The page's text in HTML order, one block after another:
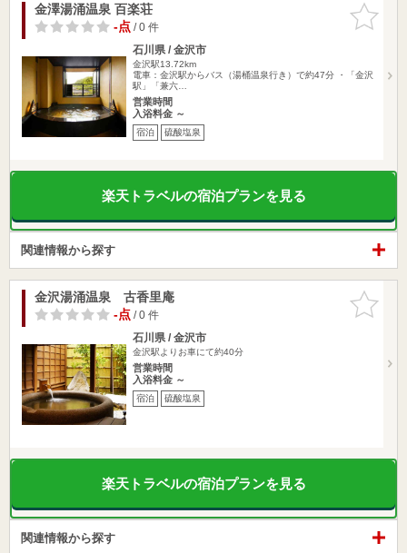
お気に入
りに追加
金澤湯涌温泉 百楽荘
-点/ 0 件
石川県 / 金沢市
金沢駅13.72km
電車：金沢駅からバス（湯桶温泉行き）で約47分 ・「金沢
駅」「兼六…
営業時間
入浴料金 ～
宿泊 硫酸塩泉
楽天トラベルの宿泊プランを見る
関連情報から探す
お気に入
りに追加
金沢湯涌温泉 古香里庵
-点/ 0 件
石川県 / 金沢市
金沢駅よりお車にて約40分
営業時間
入浴料金 ～
宿泊 硫酸塩泉
楽天トラベルの宿泊プランを見る
関連情報から探す